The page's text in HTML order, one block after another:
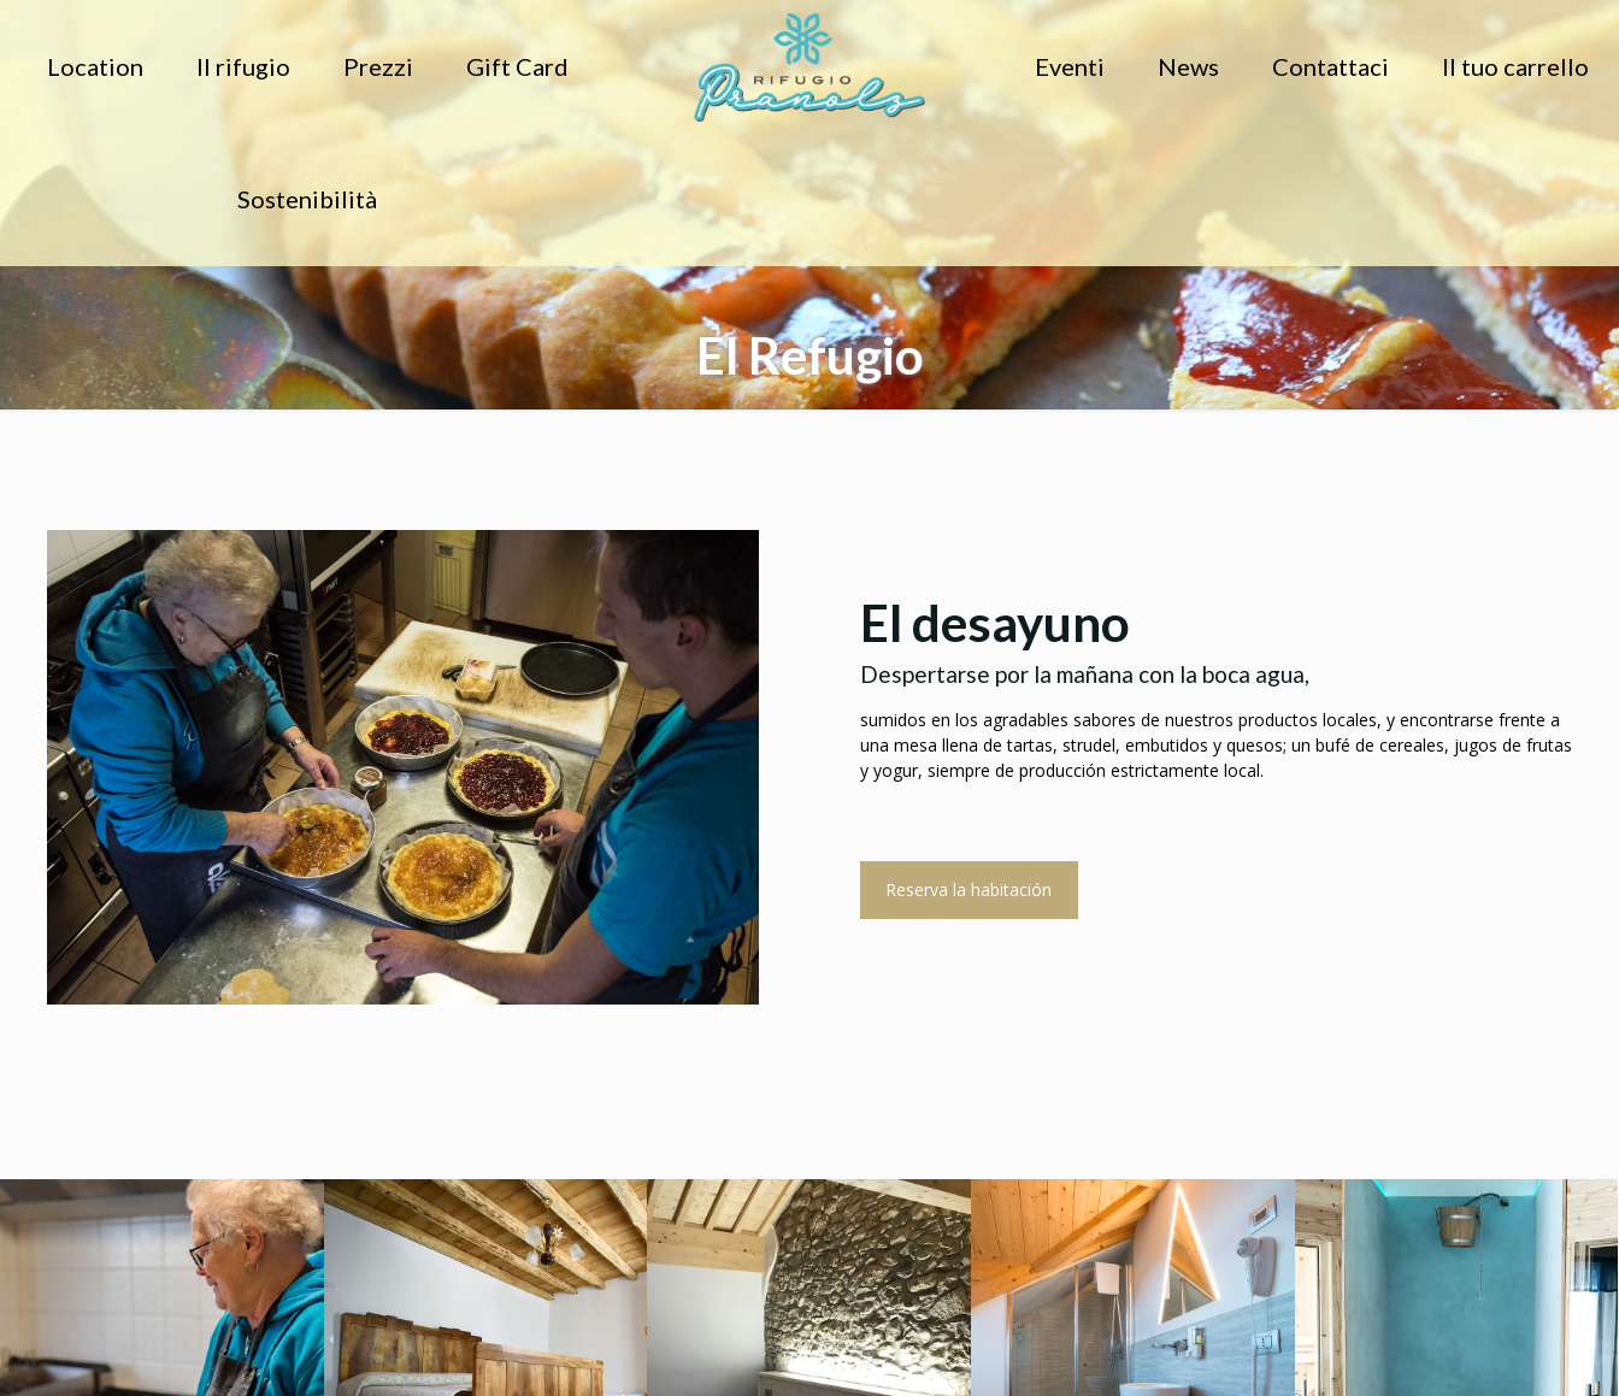
Location Il rifugio Prezzi Gift Card
Sostenibilità
Eventi News Contattaci Il tuo carrello
El Refugio
El desayuno
Despertarse por la mañana con la boca agua,
sumidos en los agradables sabores de nuestros productos locales, y encontrarse frente a
una mesa llena de tartas, strudel, embutidos y quesos; un bufé de cereales, jugos de frutas
y yogur, siempre de producción estrictamente local.
Reserva la habitación